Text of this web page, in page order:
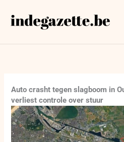
naar
Auto crasht tegen slagboom in
verliest controle over stuur